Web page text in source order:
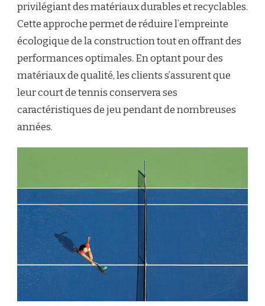
privilégiant des matériaux durables et recyclables.
Cette approche permet de réduire l’empreinte
écologique de la construction tout en offrant des
performances optimales. En optant pour des
matériaux de qualité, les clients s’assurent que
leur court de tennis conservera ses
caractéristiques de jeu pendant de nombreuses
années.